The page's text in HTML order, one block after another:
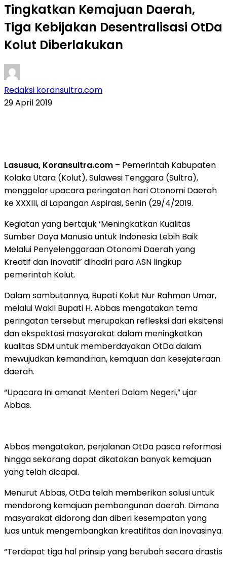
Tingkatkan Kemajuan Daerah,
Tiga Kebijakan Desentralisasi OtDa
Kolut Diberlakukan
Redaksi koransultra.com
29 April 2019
Lasusua, Koransultra.com – Pemerintah Kabupaten
Kolaka Utara (Kolut), Sulawesi Tenggara (Sultra),
menggelar upacara peringatan hari Otonomi Daerah
ke XXXIII, di Lapangan Aspirasi, Senin (29/4/2019.
Kegiatan yang bertajuk ‘Meningkatkan Kualitas
Sumber Daya Manusia untuk Indonesia Lebih Baik
Melalui Penyelenggaraan Otonomi Daerah yang
Kreatif dan Inovatif’ dihadiri para ASN lingkup
pemerintah Kolut.
Dalam sambutannya, Bupati Kolut Nur Rahman Umar,
melalui Wakil Bupati H. Abbas mengatakan tema
peringatan tersebut merupakan reflesksi dari eksitensi
dan ekspektasi masyarakat dalam meningkatkan
kualitas SDM untuk memberdayakan OtDa dalam
mewujudkan kemandirian, kemajuan dan kesejateraan
daerah.
“Upacara Ini amanat Menteri Dalam Negeri,” ujar
Abbas.
Abbas mengatakan, perjalanan OtDa pasca reformasi
hingga sekarang dapat dikatakan banyak kemajuan
yang telah dicapai.
Menurut Abbas, OtDa telah memberikan solusi untuk
mendorong kemajuan pembangunan daerah. Dimana
masyarakat didorong dan diberi kesempatan yang
luas untuk mengembangkan kreatifitas dan inovasinya.
“Terdapat tiga hal prinsip yang berubah secara drastis